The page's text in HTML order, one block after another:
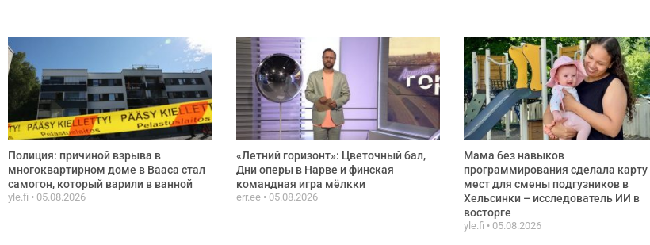
Полиция: причиной взрыва в
многоквартирном доме в Вааса стал
самогон, который варили в ванной
yle.fi 05.08.2026
«Летний горизонт»: Цветочный бал,
Дни оперы в Нарве и финская
командная игра мёлкки
err.ee 05.08.2026
Мама без навыков
программирования сделала карту
мест для смены подгузников в
Хельсинки – исследователь ИИ в
восторге
yle.fi 05.08.2026